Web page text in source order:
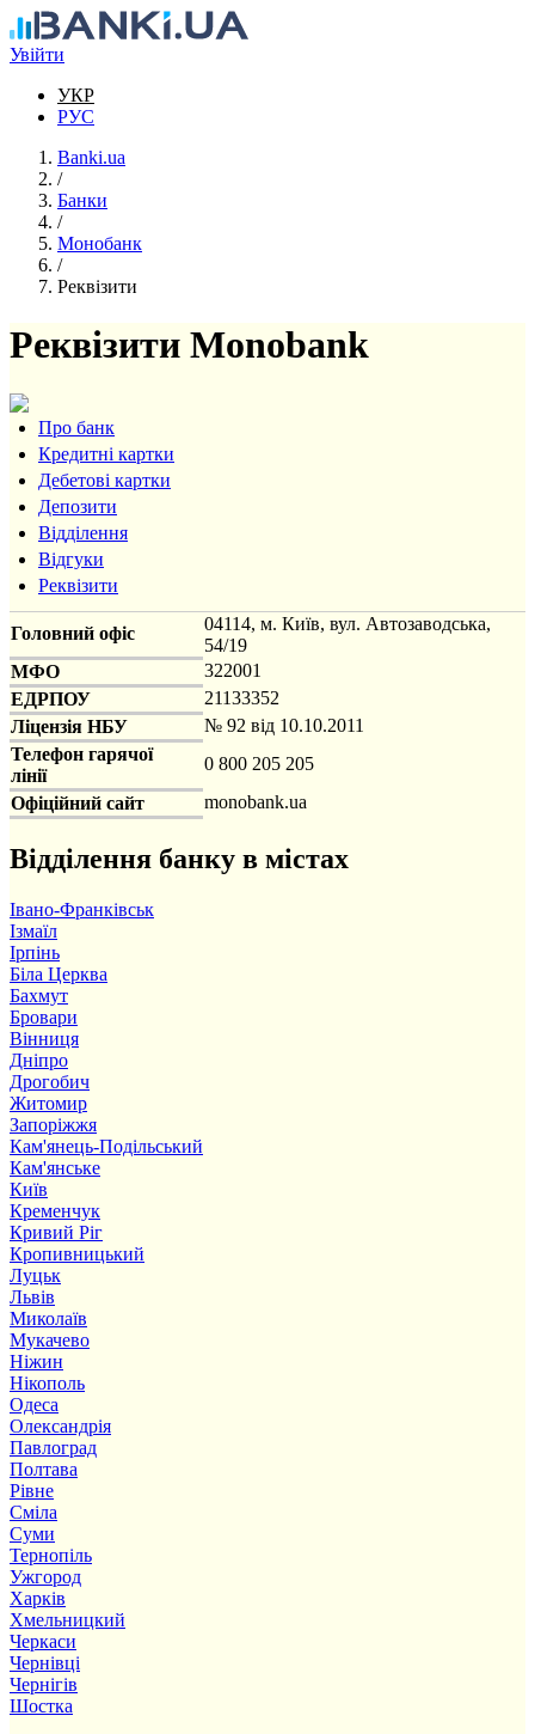
Перейти до основного вмісту
Увійти
УКР
РУС
Banki.ua
/
Банки
/
Монобанк
/
Реквізити
Реквізити Monobank
Про банк
Кредитні картки
Дебетові картки
Депозити
Відділення
Відгуки
Реквізити
Головний офіс
04114, м. Київ, вул. Автозаводська,
54/19
МФО
322001
ЕДРПОУ
21133352
Ліцензія НБУ
№ 92 від 10.10.2011
Телефон гарячої
лінії
0 800 205 205
Офіційний сайт
monobank.ua
Відділення банку в містах
Івано-Франківськ
Ізмаїл
Ірпінь
Біла Церква
Бахмут
Бровари
Вінниця
Дніпро
Дрогобич
Житомир
Запоріжжя
Кам'янець-Подільський
Кам'янське
Київ
Кременчук
Кривий Ріг
Кропивницький
Луцьк
Львів
Миколаїв
Мукачево
Ніжин
Нікополь
Одеса
Олександрія
Павлоград
Полтава
Рівне
Сміла
Суми
Тернопіль
Ужгород
Харків
Хмельницкий
Черкаси
Чернівці
Чернігів
Шостка